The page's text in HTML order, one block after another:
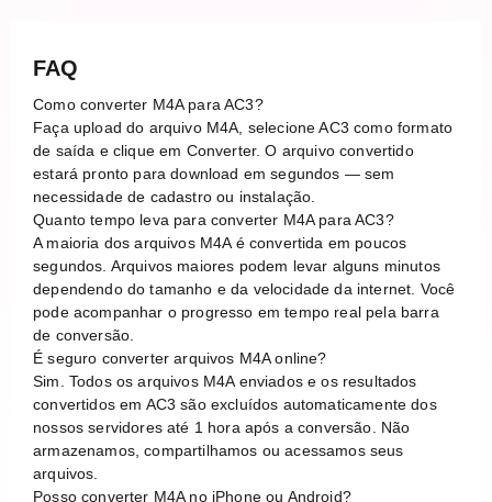
FAQ
Como converter M4A para AC3?
Faça upload do arquivo M4A, selecione AC3 como formato
de saída e clique em Converter. O arquivo convertido
estará pronto para download em segundos — sem
necessidade de cadastro ou instalação.
Quanto tempo leva para converter M4A para AC3?
A maioria dos arquivos M4A é convertida em poucos
segundos. Arquivos maiores podem levar alguns minutos
dependendo do tamanho e da velocidade da internet. Você
pode acompanhar o progresso em tempo real pela barra
de conversão.
É seguro converter arquivos M4A online?
Sim. Todos os arquivos M4A enviados e os resultados
convertidos em AC3 são excluídos automaticamente dos
nossos servidores até 1 hora após a conversão. Não
armazenamos, compartilhamos ou acessamos seus
arquivos.
Posso converter M4A no iPhone ou Android?